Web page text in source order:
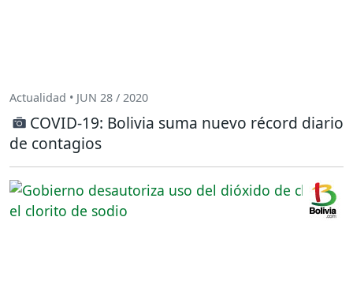
Actualidad • JUN 28 / 2020
COVID-19: Bolivia suma nuevo récord diario
de contagios